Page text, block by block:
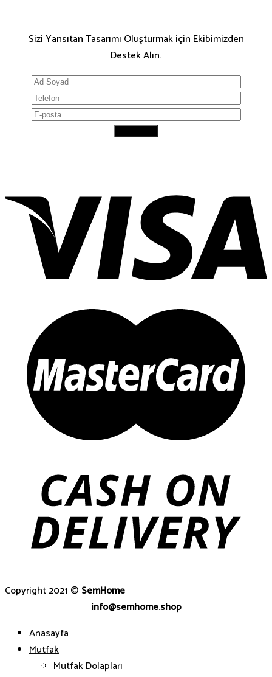
Sizi Yansıtan Tasarımı Oluşturmak için Ekibimizden
Destek Alın.
Copyright 2021 © SemHome
info@semhome.shop
Anasayfa
Mutfak
Mutfak Dolapları